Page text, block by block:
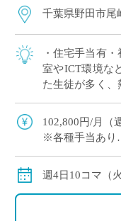
千葉県野田市尾
・住宅手当有
室やICT環境な
た生徒が多く
後に正式応募
102,800円/月（
※各種手当あり
週4日10コマ（